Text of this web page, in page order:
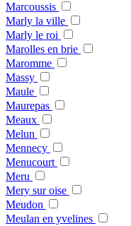
Marcoussis
Marly la ville
Marly le roi
Marolles en brie
Maromme
Massy
Maule
Maurepas
Meaux
Melun
Mennecy
Menucourt
Meru
Mery sur oise
Meudon
Meulan en yvelines